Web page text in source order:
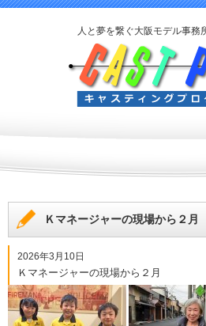
人と夢を繋ぐ大阪モデル事務
Ｋマネージャーの現場から２月
2026年3月10日
Ｋマネージャーの現場から２月